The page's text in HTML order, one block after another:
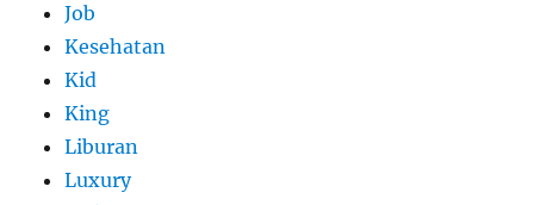
Job
Kesehatan
Kid
King
Liburan
Luxury